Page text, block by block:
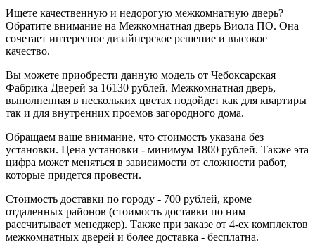
Ищете качественную и недорогую межкомнатную дверь?
Обратите внимание на Межкомнатная дверь Виола ПО. Она
сочетает интересное дизайнерское решение и высокое
качество.
Вы можете приобрести данную модель от Чебоксарская
Фабрика Дверей за 16130 рублей. Межкомнатная дверь,
выполненная в нескольких цветах подойдет как для квартиры
так и для внутренних проемов загородного дома.
Обращаем ваше внимание, что стоимость указана без
установки. Цена установки - минимум 1800 рублей. Также эта
цифра может меняться в зависимости от сложности работ,
которые придется провести.
Стоимость доставки по городу - 700 рублей, кроме
отдаленных районов (стоимость доставки по ним
рассчитывает менеджер). Также при заказе от 4-ех комплектов
межкомнатных дверей и более доставка - бесплатна.